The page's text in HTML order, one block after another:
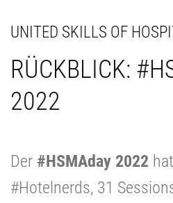
UNITED SKILLS OF
RÜCKBLICK:
2022
Der #HSMAday 2022
#Hotelnerds, 31